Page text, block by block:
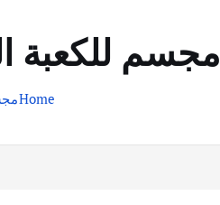
مجسم للكعبة
Home